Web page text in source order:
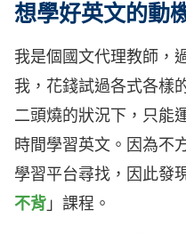
想學好英文的動
我是個國文代理教師，
我，花錢試過各式各樣
二頭燒的狀況下，只能
時間學習英文。因為不
學習平台尋找，因此發
不背 」課程。